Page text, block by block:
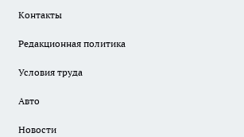
Контакты
Редакционная политика
Условия труда
Авто
Новости